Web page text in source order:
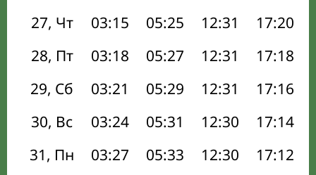
27, Чт
03:15 05:25 12:31 17:20
28, Пт
03:18 05:27 12:31 17:18
29, Сб
03:21 05:29 12:31 17:16
30, Вс
03:24 05:31 12:30 17:14
31, Пн
03:27 05:33 12:30 17:12